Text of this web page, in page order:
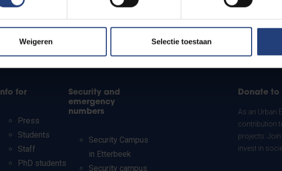
Weigeren Selectie toestaan
Info for
Press
Students
Staff
PhD students
Security and
emergency
numbers
Security Campus
in Etterbeek
Security campus
Donate to
As an Urban
contribution
projects.
invest in